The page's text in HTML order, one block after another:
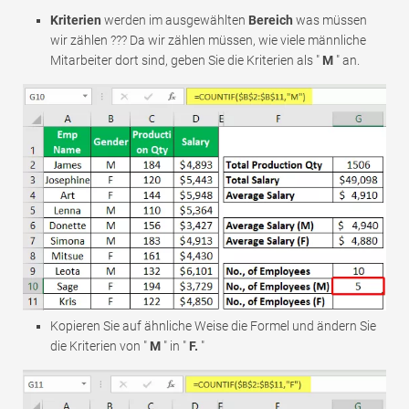
Kriterien werden im ausgewählten Bereich was müssen
wir zählen ??? Da wir zählen müssen, wie viele männliche
Mitarbeiter dort sind, geben Sie die Kriterien als " M " an.
Kopieren Sie auf ähnliche Weise die Formel und ändern Sie
die Kriterien von " M " in " F. "